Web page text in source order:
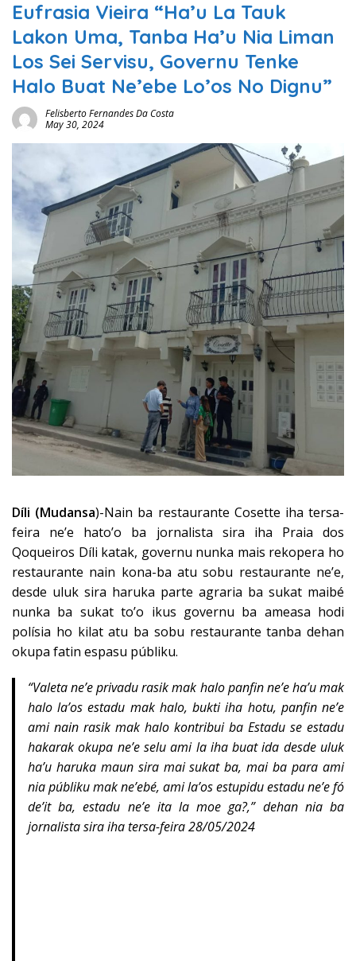
Eufrasia Vieira “Ha’u La Tauk
Lakon Uma, Tanba Ha’u Nia Liman
Los Sei Servisu, Governu Tenke
Halo Buat Ne’ebe Lo’os No Dignu”
Felisberto Fernandes Da Costa
May 30, 2024
Díli (Mudansa)-Nain ba restaurante Cosette iha tersa-
feira ne’e hato’o ba jornalista sira iha Praia dos
Qoqueiros Díli katak, governu nunka mais rekopera ho
restaurante nain kona-ba atu sobu restaurante ne’e,
desde uluk sira haruka parte agraria ba sukat maibé
nunka ba sukat to’o ikus governu ba ameasa hodi
polísia ho kilat atu ba sobu restaurante tanba dehan
okupa fatin espasu públiku.
“Valeta ne’e privadu rasik mak halo panfin ne’e ha’u mak
halo la’os estadu mak halo, bukti iha hotu, panfin ne’e
ami nain rasik mak halo kontribui ba Estadu se estadu
hakarak okupa ne’e selu ami la iha buat ida desde uluk
ha’u haruka maun sira mai sukat ba, mai ba para ami
nia públiku mak ne’ebé, ami la’os estupidu estadu ne’e fó
de’it ba, estadu ne’e ita la moe ga?,” dehan nia ba
jornalista sira iha tersa-feira 28/05/2024